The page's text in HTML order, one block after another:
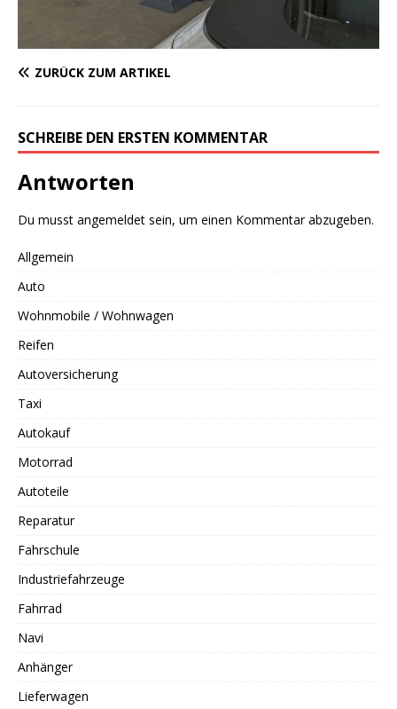
ZURÜCK ZUM ARTIKEL
SCHREIBE DEN ERSTEN KOMMENTAR
Antworten
Du musst angemeldet sein, um einen Kommentar abzugeben.
Allgemein
Auto
Wohnmobile / Wohnwagen
Reifen
Autoversicherung
Taxi
Autokauf
Motorrad
Autoteile
Reparatur
Fahrschule
Industriefahrzeuge
Fahrrad
Navi
Anhänger
Lieferwagen